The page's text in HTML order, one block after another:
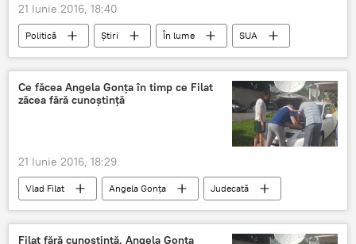
21 Iunie 2016, 18:40
Politică Știri În lume
SUA
Donald Trump
Tentativă Asasinat
Ce făcea Angela Gonța în timp ce Filat
zăcea fără cunoștință
21 Iunie 2016, 18:29
Vlad Filat Angela Gonța
Judecată
Leșin
Facebook
Filat fără cunoștință, Angela Gonța